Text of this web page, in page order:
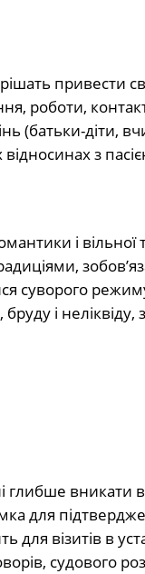
привести
роботи,
(батьки-діти,
з
і вільної
суворого
і неліквіду,
вникати
для
для візитів в
судового